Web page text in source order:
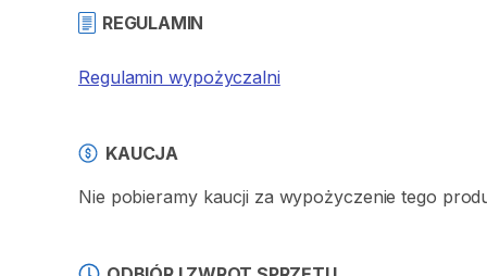
REGULAMIN
Regulamin wypożyczalni
KAUCJA
Nie pobieramy kaucji za wypożyczenie tego